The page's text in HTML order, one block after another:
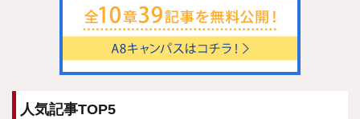
人気記事TOP5